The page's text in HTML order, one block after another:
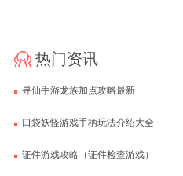
热门资讯
寻仙手游龙族加点攻略最新
口袋妖怪游戏手柄玩法介绍大全
证件游戏攻略（证件检查游戏）